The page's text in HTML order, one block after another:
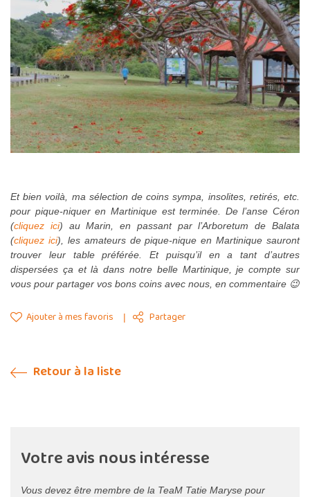
Et bien voilà, ma sélection de coins sympa, insolites, retirés, etc.
pour pique-niquer en Martinique est terminée. De l’anse Céron
(cliquez ici) au Marin, en passant par l’Arboretum de Balata
(cliquez ici), les amateurs de pique-nique en Martinique sauront
trouver leur table préférée. Et puisqu’il en a tant d’autres
dispersées ça et là dans notre belle Martinique, je compte sur
vous pour partager vos bons coins avec nous, en commentaire 😉
Ajouter à mes favoris Partager
Retour à la liste
Votre avis nous intéresse
Vous devez être membre de la TeaM Tatie Maryse pour